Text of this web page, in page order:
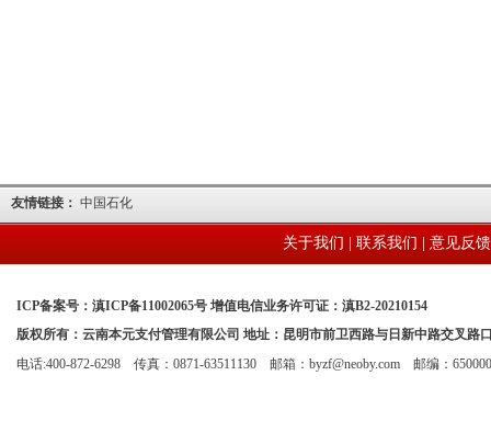
友情链接： 中国石化
关于我们 联系我们 意见反馈
ICP备案号：滇ICP备11002065号 增值电信业务许可证：滇B2-20210154
版权所有：云南本元支付管理有限公司 地址：昆明市前卫西路与日新中路交叉
电话:400-872-6298 传真：0871-63511130 邮箱：byzf@neoby.com 邮编：